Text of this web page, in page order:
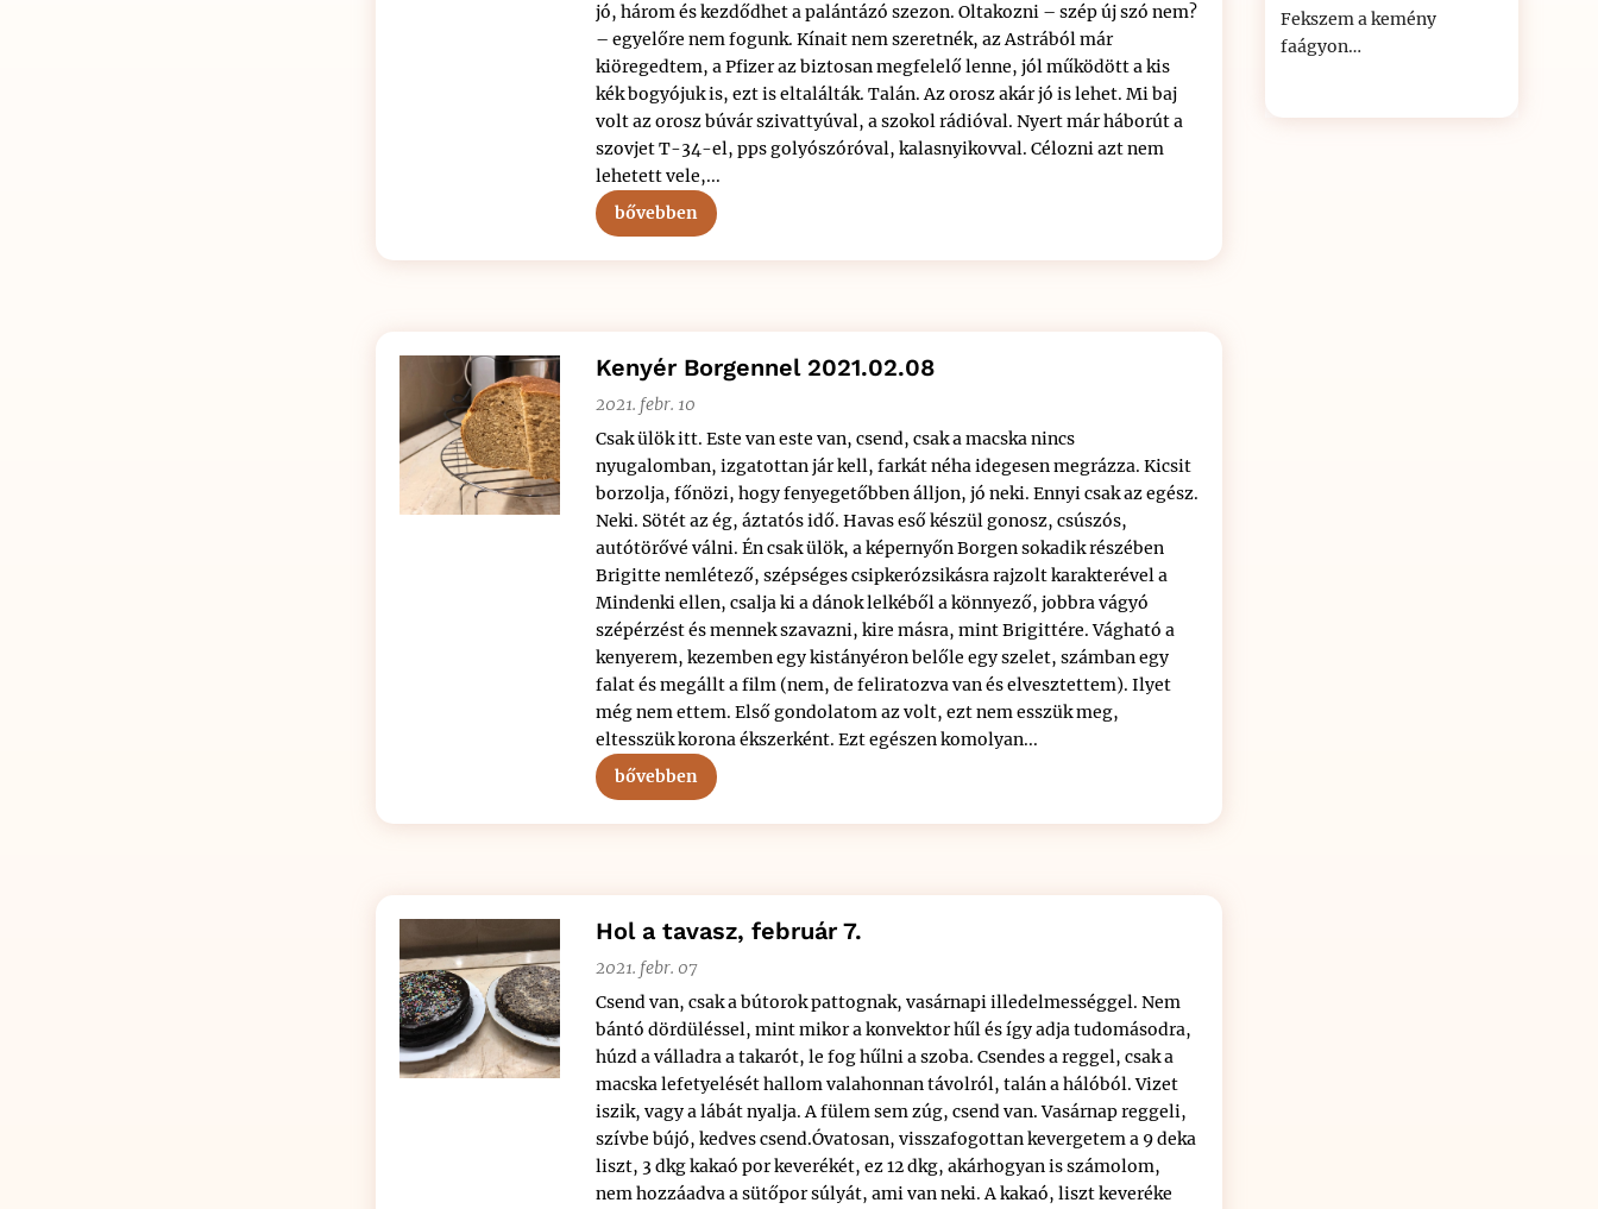
jó, három és kezdődhet a palántázó szezon. Oltakozni – szép új szó nem?
– egyelőre nem fogunk. Kínait nem szeretnék, az Astrából már
kiöregedtem, a Pfizer az biztosan megfelelő lenne, jól működött a kis
kék bogyójuk is, ezt is eltalálták. Talán. Az orosz akár jó is lehet. Mi baj
volt az orosz búvár szivattyúval, a szokol rádióval. Nyert már háborút a
szovjet T-34-el, pps golyószóróval, kalasnyikovval. Célozni azt nem
lehetett vele,...
bővebben
Kenyér Borgennel 2021.02.08
2021. febr. 10
Csak ülök itt. Este van este van, csend, csak a macska nincs
nyugalomban, izgatottan jár kell, farkát néha idegesen megrázza. Kicsit
borzolja, főnözi, hogy fenyegetőbben álljon, jó neki. Ennyi csak az egész.
Neki. Sötét az ég, áztatós idő. Havas eső készül gonosz, csúszós,
autótörővé válni. Én csak ülök, a képernyőn Borgen sokadik részében
Brigitte nemlétező, szépséges csipkerózsikásra rajzolt karakterével a
Mindenki ellen, csalja ki a dánok lelkéből a könnyező, jobbra vágyó
szépérzést és mennek szavazni, kire másra, mint Brigittére. Vágható a
kenyerem, kezemben egy kistányéron belőle egy szelet, számban egy
falat és megállt a film (nem, de feliratozva van és elvesztettem). Ilyet
még nem ettem. Első gondolatom az volt, ezt nem esszük meg,
eltesszük korona ékszerként. Ezt egészen komolyan...
bővebben
Hol a tavasz, február 7.
2021. febr. 07
Csend van, csak a bútorok pattognak, vasárnapi illedelmességgel. Nem
bántó dördüléssel, mint mikor a konvektor hűl és így adja tudomásodra,
húzd a válladra a takarót, le fog hűlni a szoba. Csendes a reggel, csak a
macska lefetyelését hallom valahonnan távolról, talán a hálóból. Vizet
iszik, vagy a lábát nyalja. A fülem sem zúg, csend van. Vasárnap reggeli,
szívbe bújó, kedves csend.Óvatosan, visszafogottan kevergetem a 9 deka
liszt, 3 dkg kakaó por keverékét, ez 12 dkg, akárhogyan is számolom,
nem hozzáadva a sütőpor súlyát, ami van neki. A kakaó, liszt keveréke
Fekszem a kemény
faágyon…